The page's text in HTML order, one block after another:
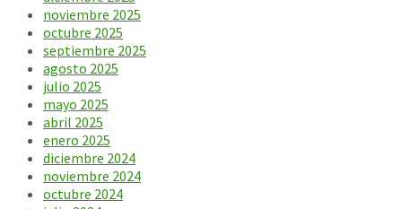
noviembre 2025
octubre 2025
septiembre 2025
agosto 2025
julio 2025
mayo 2025
abril 2025
enero 2025
diciembre 2024
noviembre 2024
octubre 2024